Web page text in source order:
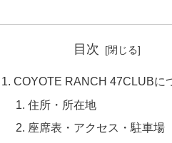
目次
COYOTE RANCH 47CLUBに
住所・所在地
座席表・アクセス・駐車場